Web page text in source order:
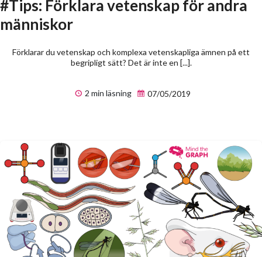
#Tips: Förklara vetenskap för andra
människor
Förklarar du vetenskap och komplexa vetenskapliga ämnen på ett
begripligt sätt? Det är inte en [...].
2 min läsning 07/05/2019